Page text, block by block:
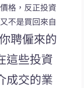
格，反正投資
不是買回來自
聘僱來的
這些投資
成交的業